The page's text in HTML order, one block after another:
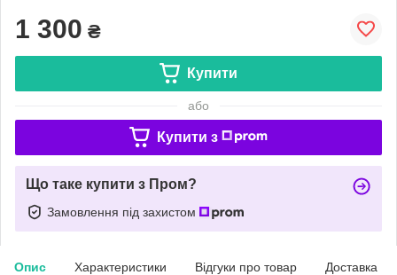
1 300 ₴
Купити
або
Купити з
Що таке купити з Пром?
Замовлення під захистом
Опис Характеристики Відгуки про товар Доставка